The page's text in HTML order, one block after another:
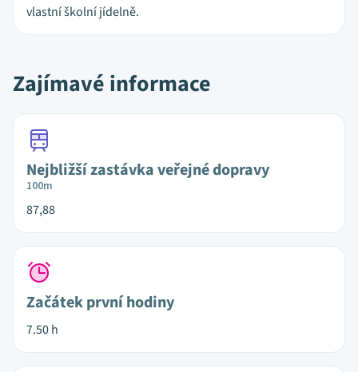
vlastní školní jídelně.
Zajímavé informace
Nejbližší zastávka veřejné dopravy
100m
87,88
Začátek první hodiny
7.50 h